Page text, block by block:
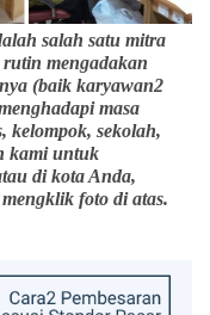
salah satu mitra
mengadakan
(baik karyawan2
masa
kelompok, sekolah,
kami untuk
di kota Anda,
foto di atas.